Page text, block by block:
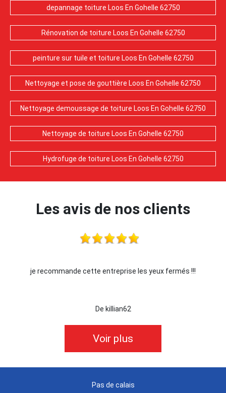
depannage toiture Loos En Gohelle 62750
Rénovation de toiture Loos En Gohelle 62750
peinture sur tuile et toiture Loos En Gohelle 62750
Nettoyage et pose de gouttière Loos En Gohelle 62750
Nettoyage demoussage de toiture Loos En Gohelle 62750
Nettoyage de toiture Loos En Gohelle 62750
Hydrofuge de toiture Loos En Gohelle 62750
Les avis de nos clients
je recommande cette entreprise les yeux fermés !!!
De killian62
Voir plus
Pas de calais